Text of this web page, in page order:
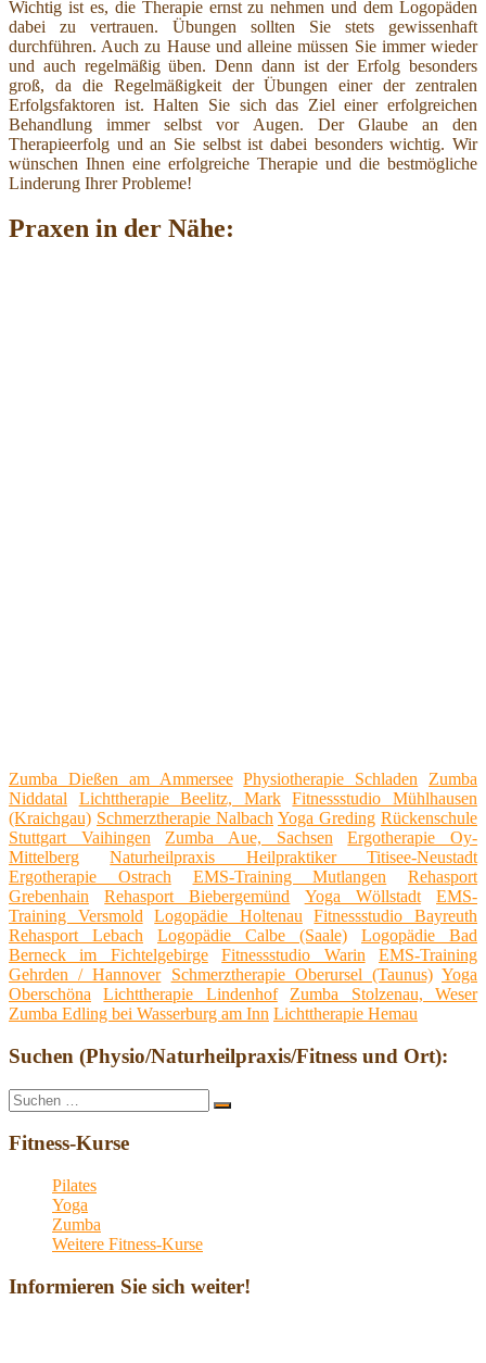
Wichtig ist es, die Therapie ernst zu nehmen und dem Logopäden
dabei zu vertrauen. Übungen sollten Sie stets gewissenhaft
durchführen. Auch zu Hause und alleine müssen Sie immer wieder
und auch regelmäßig üben. Denn dann ist der Erfolg besonders
groß, da die Regelmäßigkeit der Übungen einer der zentralen
Erfolgsfaktoren ist. Halten Sie sich das Ziel einer erfolgreichen
Behandlung immer selbst vor Augen. Der Glaube an den
Therapieerfolg und an Sie selbst ist dabei besonders wichtig. Wir
wünschen Ihnen eine erfolgreiche Therapie und die bestmögliche
Linderung Ihrer Probleme!
Praxen in der Nähe:
Zumba Dießen am Ammersee Physiotherapie Schladen
Zumba
Niddatal
Lichttherapie Beelitz, Mark
Fitnessstudio Mühlhausen
(Kraichgau) Schmerztherapie Nalbach Yoga Greding Rückenschule
Stuttgart Vaihingen
Zumba Aue, Sachsen
Ergotherapie Oy-
Mittelberg
Naturheilpraxis Heilpraktiker Titisee-Neustadt
Ergotherapie Ostrach
EMS-Training Mutlangen
Rehasport
Grebenhain
Rehasport Biebergemünd Yoga Wöllstadt
EMS-
Training Versmold
Logopädie Holtenau
Fitnessstudio Bayreuth
Rehasport Lebach
Logopädie Calbe (Saale)
Logopädie Bad
Berneck im Fichtelgebirge
Fitnessstudio Warin
EMS-Training
Gehrden / Hannover
Schmerztherapie Oberursel (Taunus) Yoga
Oberschöna
Lichttherapie Lindenhof
Zumba Stolzenau, Weser
Zumba Edling bei Wasserburg am Inn Lichttherapie Hemau
Suchen (Physio/Naturheilpraxis/Fitness und Ort):
Suche
nach:
Suchen
Fitness-Kurse
Pilates
Yoga
Zumba
Weitere Fitness-Kurse
Informieren Sie sich weiter!